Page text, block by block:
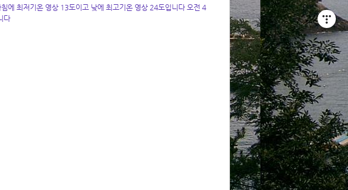
에 최저기온 영상 13도이고 낮에 최고기온 영상 24도입니다 오전 4
다